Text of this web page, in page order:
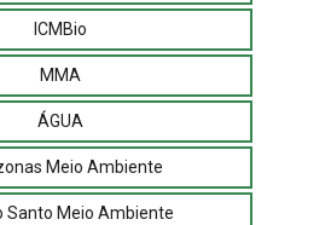
ICMBio
MMA
ÁGUA
Meio Ambiente
Santo Meio Ambiente